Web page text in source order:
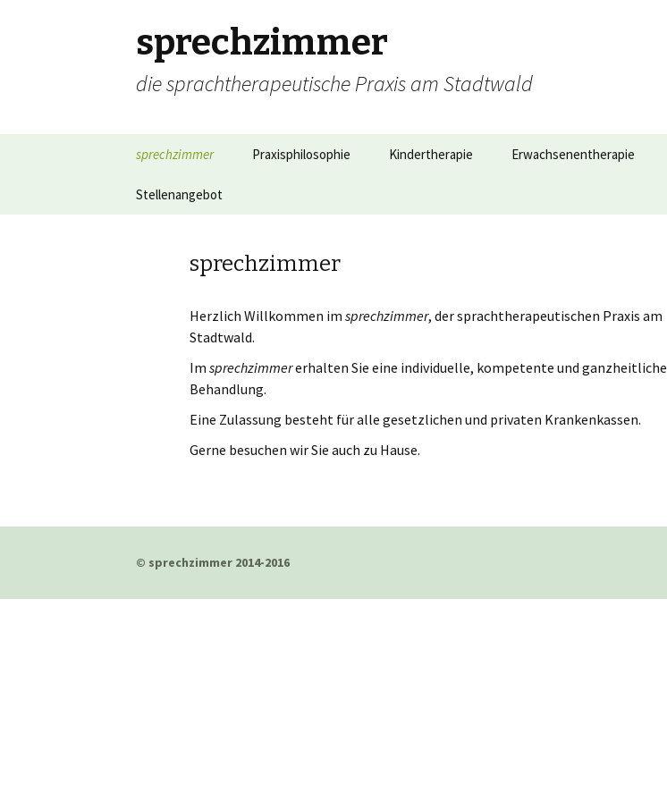
sprechzimmer
die sprachtherapeutische Praxis am Stadtwald
Zum Inhalt springen
sprechzimmer Praxisphilosophie Kindertherapie Erwachsenentherapie
Stellenangebot
sprechzimmer
Herzlich Willkommen im sprechzimmer, der sprachtherapeutischen Praxis am
Stadtwald.
Im sprechzimmererhalten Sie eine individuelle, kompetente und ganzheitliche
Behandlung.
Eine Zulassung besteht für alle gesetzlichen und privaten Krankenkassen.
Gerne besuchen wir Sie auch zu Hause.
© sprechzimmer 2014-2016